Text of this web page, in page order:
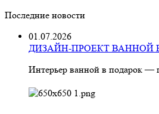
Последние новости
01.07.2026
ДИЗАЙН-ПРОЕКТ ВАННОЙ
Интерьер ванной в подарок —